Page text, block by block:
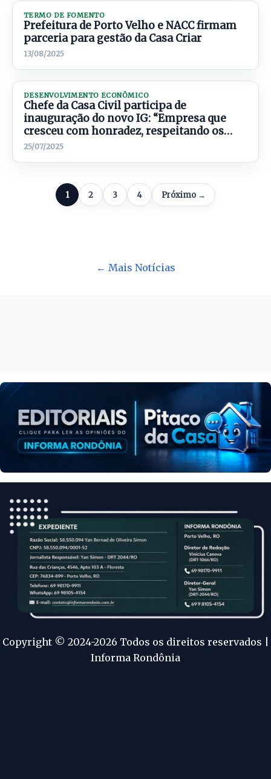
TERMO DE FOMENTO
Prefeitura de Porto Velho e NACC firmam
parceria para gestão da Casa Criar
13/08/2025
DESENVOLVIMENTO ECONÔMICO
Chefe da Casa Civil participa de
inauguração do novo IG: “Empresa que
cresceu com honradez, respeitando os
direitos de todos”
25/07/2025
1 2 3 4 Próximo →
← Mais Notícias
Copyright © 2024-2026 Todos os direitos reservados |
Informa Rondônia